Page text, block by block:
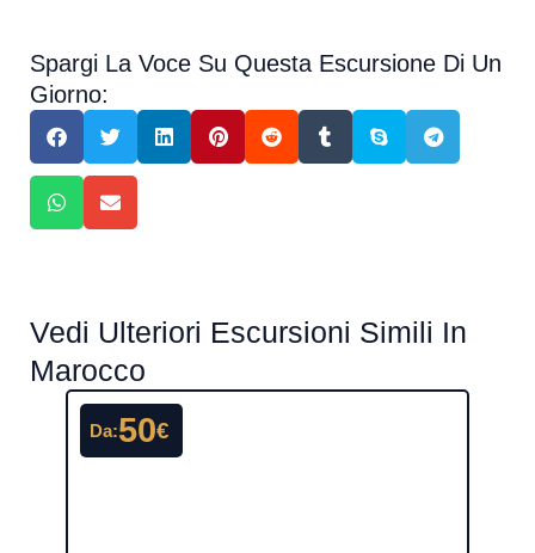
Spargi La Voce Su Questa Escursione Di Un
Giorno:
Vedi Ulteriori Escursioni Simili In
Marocco
Da:50€